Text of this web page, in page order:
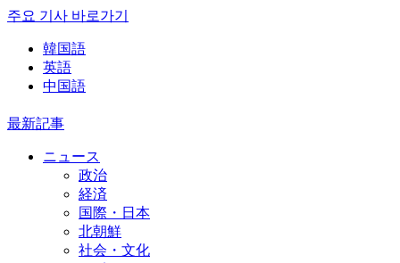
주요 기사 바로가기
韓国語
英語
中国語
最新記事
ニュース
政治
経済
国際・日本
北朝鮮
社会・文化